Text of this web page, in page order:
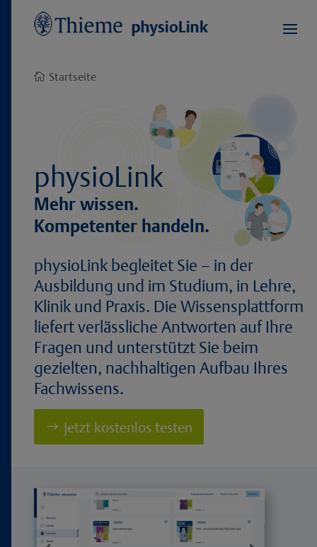
 Startseite
physioLink
Mehr wissen.
Kompetenter handeln.
physioLink begleitet Sie – in der
Ausbildung und im Studium, in Lehre,
Klinik und Praxis. Die Wissensplattform
liefert verlässliche Antworten auf Ihre
Fragen und unterstützt Sie beim
gezielten, nachhaltigen Aufbau Ihres
Fachwissens.
Jetzt kostenlos testen